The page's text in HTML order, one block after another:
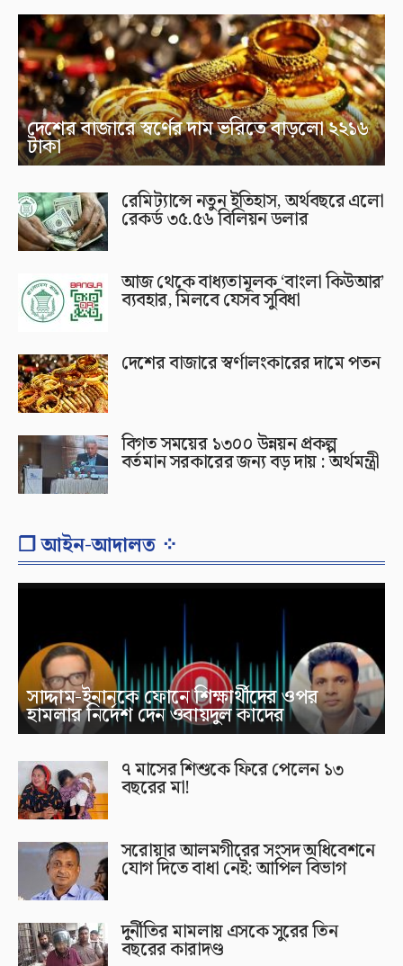
দেশের বাজারে স্বর্ণের দাম ভরিতে বাড়লো ২২১৬
টাকা
রেমিট্যান্সে নতুন ইতিহাস, অর্থবছরে এলো
রেকর্ড ৩৫.৫৬ বিলিয়ন ডলার
আজ থেকে বাধ্যতামূলক ‘বাংলা কিউআর’
ব্যবহার, মিলবে যেসব সুবিধা
দেশের বাজারে স্বর্ণালংকারের দামে পতন
বিগত সময়ের ১৩০০ উন্নয়ন প্রকল্প
বর্তমান সরকারের জন্য বড় দায় : অর্থমন্ত্রী
❐ আইন-আদালত ⁘
সাদ্দাম-ইনানকে ফোনে শিক্ষার্থীদের ওপর
হামলার নির্দেশ দেন ওবায়দুল কাদের
৭ মাসের শিশুকে ফিরে পেলেন ১৩
বছরের মা!
সরোয়ার আলমগীরের সংসদ অধিবেশনে
যোগ দিতে বাধা নেই: আপিল বিভাগ
দুর্নীতির মামলায় এসকে সুরের তিন
বছরের কারাদণ্ড